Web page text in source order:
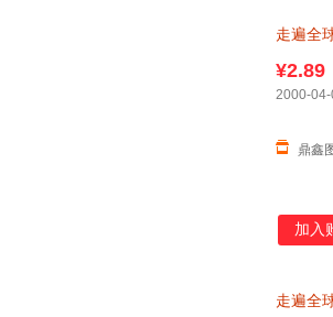
前，对
调查的
生变化
走遍全
¥2.89
鼎鑫
2000-04-
加入
走遍全